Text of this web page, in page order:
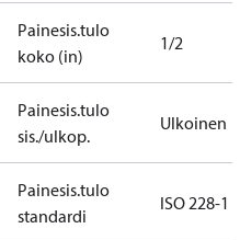
Painesis.tulo
koko (in)
1/2
Painesis.tulo
sis./ulkop.
Ulkoinen
Painesis.tulo
standardi
ISO 228-1